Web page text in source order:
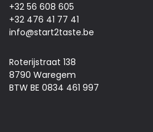
+32 56 608 605
+32 476 41 77 41
info@start2taste.be
Roterijstraat 138
8790 Waregem
BTW BE 0834 461 997